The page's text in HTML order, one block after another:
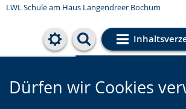
LWL Schule am Haus Langendreer Bochum
Cookie-
Dürfen wir Cookies